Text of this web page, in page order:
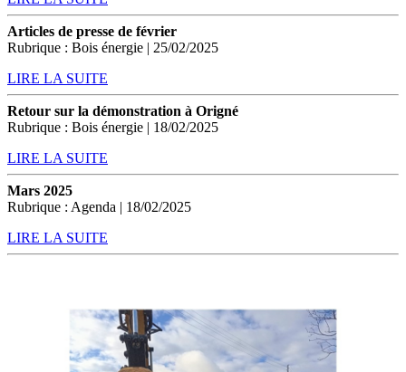
Articles de presse de février
Rubrique : Bois énergie | 25/02/2025
LIRE LA SUITE
Retour sur la démonstration à Origné
Rubrique : Bois énergie | 18/02/2025
LIRE LA SUITE
Mars 2025
Rubrique : Agenda | 18/02/2025
LIRE LA SUITE